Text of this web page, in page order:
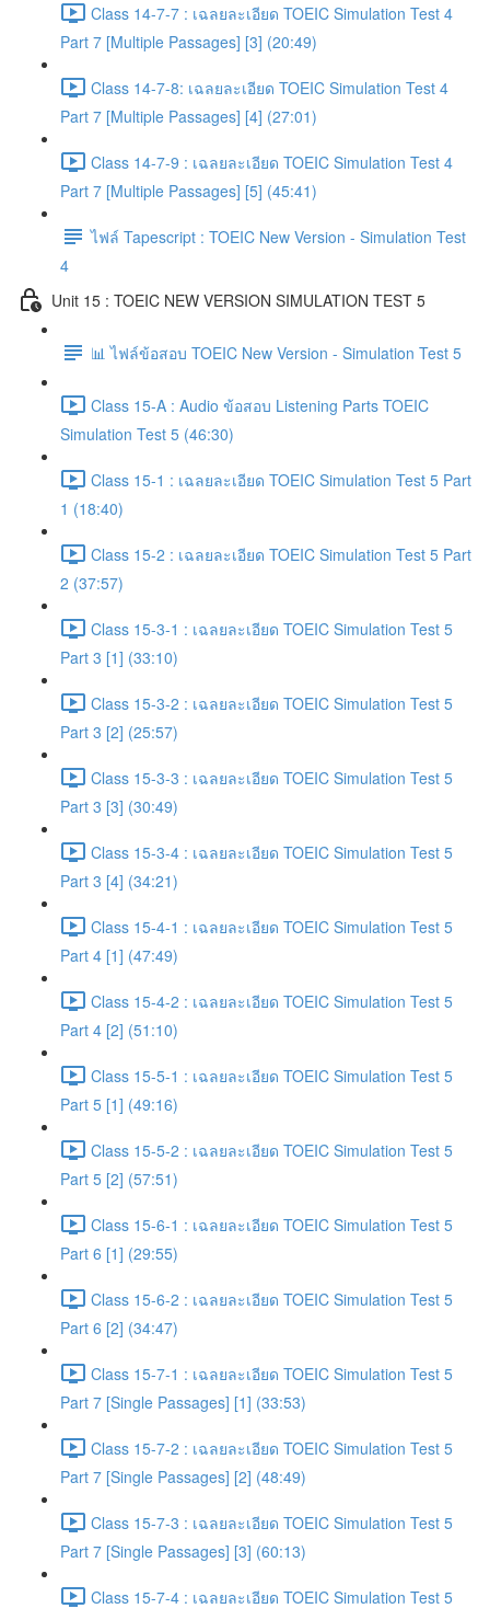
Class 14-7-7 : เฉลยละเอียด TOEIC Simulation Test 4
Part 7 [Multiple Passages] [3] (20:49)
Class 14-7-8: เฉลยละเอียด TOEIC Simulation Test 4
Part 7 [Multiple Passages] [4] (27:01)
Class 14-7-9 : เฉลยละเอียด TOEIC Simulation Test 4
Part 7 [Multiple Passages] [5] (45:41)
ไฟล์ Tapescript : TOEIC New Version - Simulation Test
4
Unit 15 : TOEIC NEW VERSION SIMULATION TEST 5
📊 ไฟล์ข้อสอบ TOEIC New Version - Simulation Test 5
Class 15-A : Audio ข้อสอบ Listening Parts TOEIC
Simulation Test 5 (46:30)
Class 15-1 : เฉลยละเอียด TOEIC Simulation Test 5 Part
1 (18:40)
Class 15-2 : เฉลยละเอียด TOEIC Simulation Test 5 Part
2 (37:57)
Class 15-3-1 : เฉลยละเอียด TOEIC Simulation Test 5
Part 3 [1] (33:10)
Class 15-3-2 : เฉลยละเอียด TOEIC Simulation Test 5
Part 3 [2] (25:57)
Class 15-3-3 : เฉลยละเอียด TOEIC Simulation Test 5
Part 3 [3] (30:49)
Class 15-3-4 : เฉลยละเอียด TOEIC Simulation Test 5
Part 3 [4] (34:21)
Class 15-4-1 : เฉลยละเอียด TOEIC Simulation Test 5
Part 4 [1] (47:49)
Class 15-4-2 : เฉลยละเอียด TOEIC Simulation Test 5
Part 4 [2] (51:10)
Class 15-5-1 : เฉลยละเอียด TOEIC Simulation Test 5
Part 5 [1] (49:16)
Class 15-5-2 : เฉลยละเอียด TOEIC Simulation Test 5
Part 5 [2] (57:51)
Class 15-6-1 : เฉลยละเอียด TOEIC Simulation Test 5
Part 6 [1] (29:55)
Class 15-6-2 : เฉลยละเอียด TOEIC Simulation Test 5
Part 6 [2] (34:47)
Class 15-7-1 : เฉลยละเอียด TOEIC Simulation Test 5
Part 7 [Single Passages] [1] (33:53)
Class 15-7-2 : เฉลยละเอียด TOEIC Simulation Test 5
Part 7 [Single Passages] [2] (48:49)
Class 15-7-3 : เฉลยละเอียด TOEIC Simulation Test 5
Part 7 [Single Passages] [3] (60:13)
Class 15-7-4 : เฉลยละเอียด TOEIC Simulation Test 5